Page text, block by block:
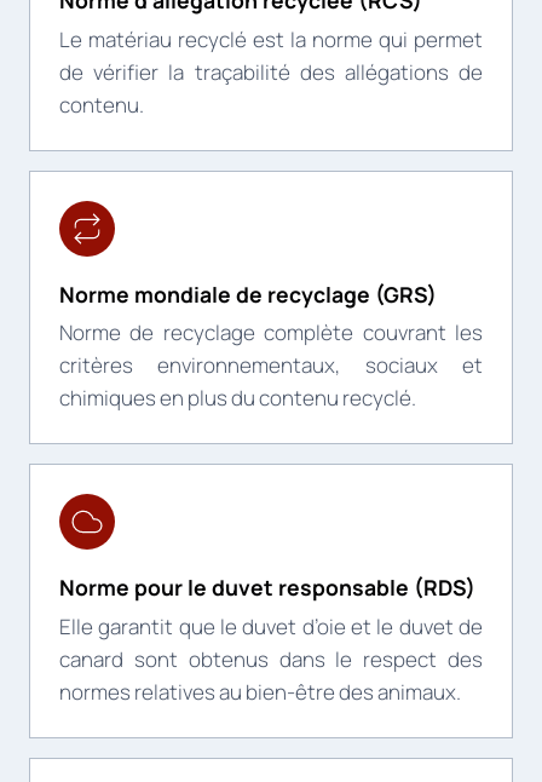
Le matériau recyclé est la norme qui permet
de vérifier la traçabilité des allégations de
contenu.
Norme mondiale de recyclage (GRS)
Norme de recyclage complète couvrant les
critères environnementaux, sociaux et
chimiques en plus du contenu recyclé.
Norme pour le duvet responsable (RDS)
Elle garantit que le duvet d’oie et le duvet de
canard sont obtenus dans le respect des
normes relatives au bien-être des animaux.